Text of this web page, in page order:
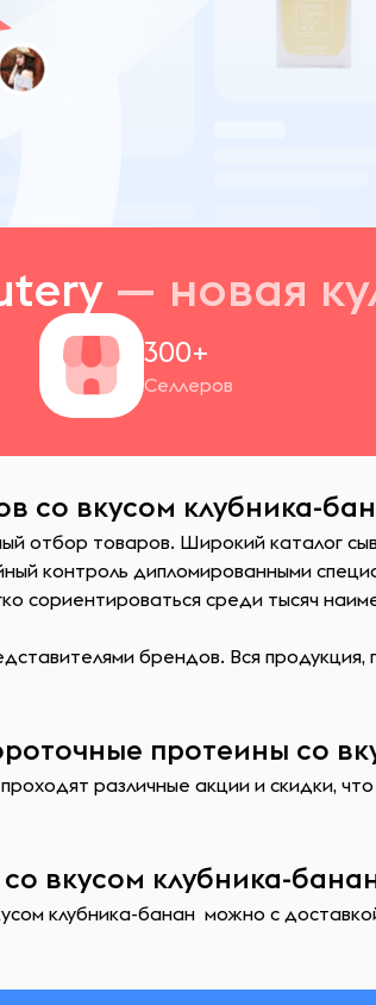
— новая
300+
Селлеров
со вкусом клубника-
отбор товаров. Широкий каталог
контроль дипломированными
сориентироваться среди тысяч
брендов. Вся
протеины со
различные акции и скидки,
вкусом клубника-
клубника-банан можно с